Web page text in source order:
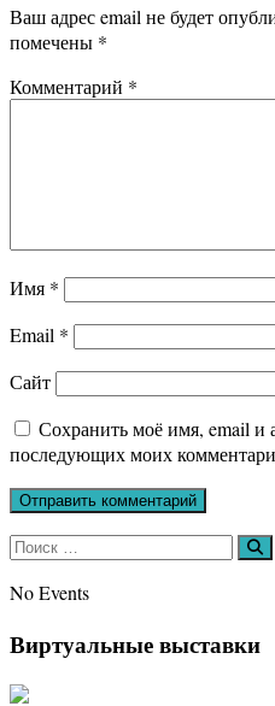
Ваш адрес email не будет
помечены *
Комментарий *
Имя *
Email *
Сайт
Сохранить моё имя, email и
последующих моих
Искать:
No Events
Виртуальные выставки